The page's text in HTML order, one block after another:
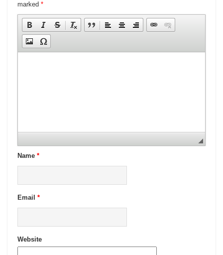
marked *
Name *
Email *
Website